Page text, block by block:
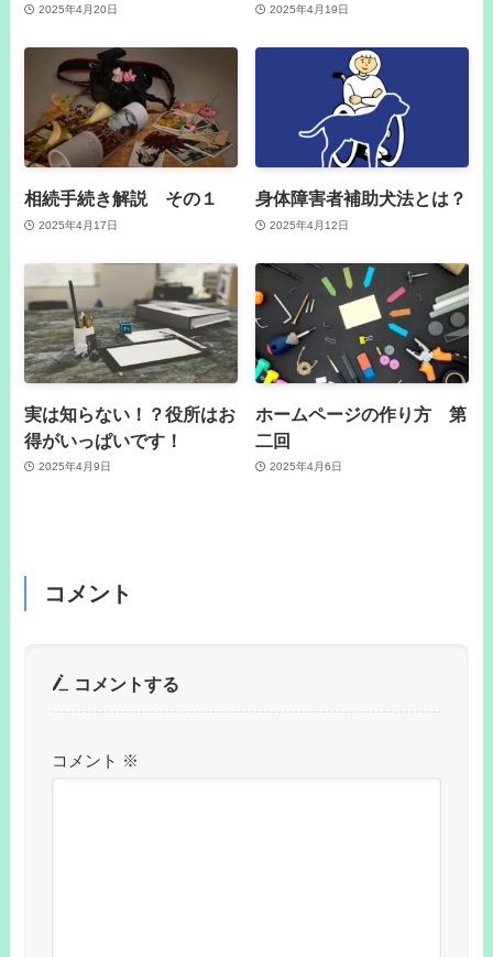
2025年4月20日 2025年4月19日
相続手続き解説 その１
2025年4月17日
身体障害者補助犬法とは？
2025年4月12日
実は知らない！？役所はお
得がいっぱいです！
2025年4月9日
ホームページの作り方 第
二回
2025年4月6日
コメント
コメントする
コメント ※